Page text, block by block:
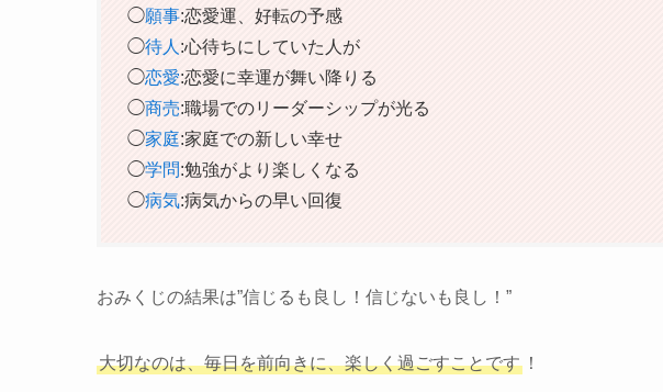
◯願事:恋愛運、好転の予感
◯待人 :心待ちにしていた人が
◯恋愛:恋愛に幸運が舞い降りる
◯商売:職場でのリーダーシップが光る
◯家庭:家庭での新しい幸せ
◯学問:勉強がより楽しくなる
◯病気:病気からの早い回復
おみくじの結果は”信じるも良し！信じないも良し！”
大切なのは、毎日を前向きに、楽しく過ごすことです ！